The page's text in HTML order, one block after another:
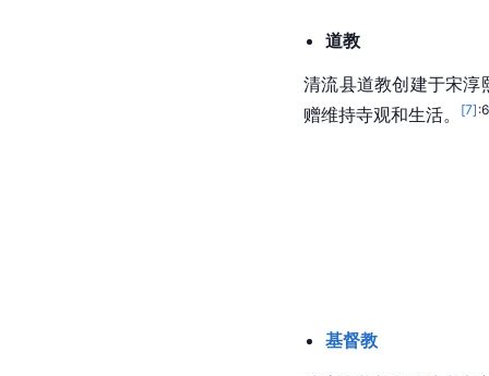
道教
清流县道教创建于宋淳
赠维持寺观和生活。
[7]
基督教